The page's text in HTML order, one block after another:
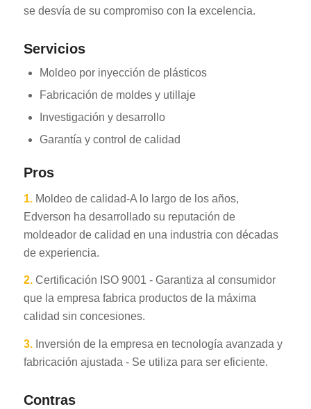
se desvía de su compromiso con la excelencia.
Servicios
Moldeo por inyección de plásticos
Fabricación de moldes y utillaje
Investigación y desarrollo
Garantía y control de calidad
Pros
1.Moldeo de calidad-A lo largo de los años,
Edverson ha desarrollado su reputación de
moldeador de calidad en una industria con décadas
de experiencia.
2.Certificación ISO 9001 - Garantiza al consumidor
que la empresa fabrica productos de la máxima
calidad sin concesiones.
3.Inversión de la empresa en tecnología avanzada y
fabricación ajustada - Se utiliza para ser eficiente.
Contras